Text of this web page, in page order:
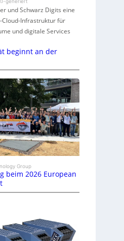
und Schwarz Digits eine
Cloud-Infrastruktur für
und digitale Services
beginnt an der
Group
beim 2026 European